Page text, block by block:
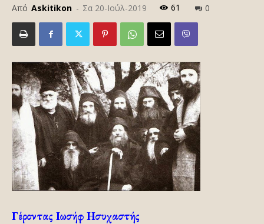
Από Askitikon - Σα 20-Ιούλ-2019 61 0
Γέροντας Ιωσήφ Ησυχαστής